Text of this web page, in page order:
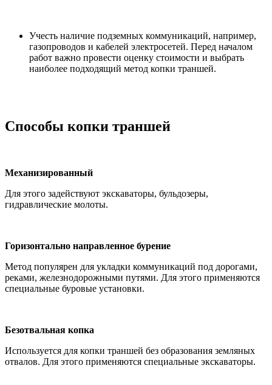
Учесть наличие подземных коммуникаций, например,
газопроводов и кабелей электросетей. Перед началом
работ важно провести оценку стоимости и выбрать
наиболее подходящий метод копки траншей.
Способы копки траншей
Механизированный
Для этого задействуют экскаваторы, бульдозеры,
гидравлические молоты.
Горизонтально направленное бурение
Метод популярен для укладки коммуникаций под дорогами,
реками, железнодорожными путями. Для этого применяются
специальные буровые установки.
Безотвальная копка
Используется для копки траншей без образования земляных
отвалов. Для этого применяются специальные экскаваторы.